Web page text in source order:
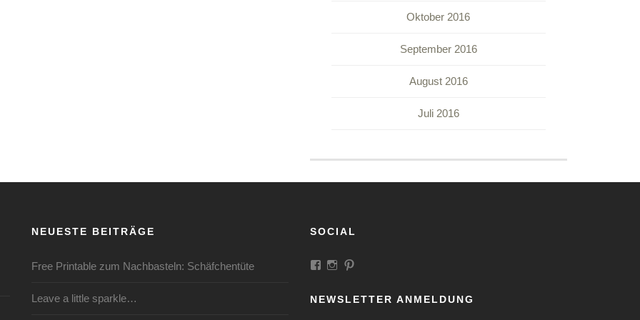
Oktober 2016
September 2016
August 2016
Juli 2016
NEUESTE BEITRÄGE
Free Printable zum Nachbasteln: Schäfchentüte
Leave a little sparkle…
SOCIAL
Profil
auf
Profil
auf
Profil
auf
NEWSLETTER ANMELDUNG